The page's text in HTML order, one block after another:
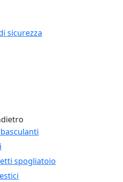
sicurezza
spogliatoio